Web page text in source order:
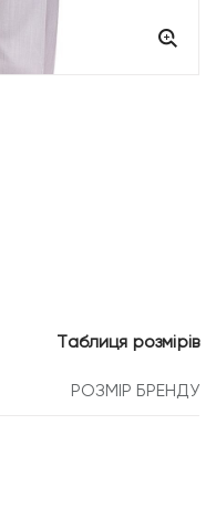
РОЗМІР БРЕНДУ
Таблиця розмірів